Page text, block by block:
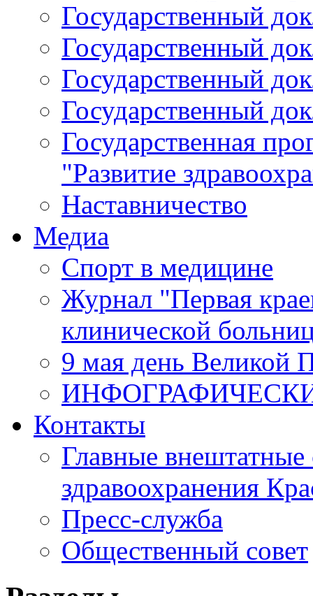
Государственный
Государственный
Государственный
Государственный
Государственная
"Развитие
Наставничество
Медиа
Спорт в медицине
Журнал "Первая
клинической
9 мая день Великой
Контакты
Главные внештатные
здравоохранения
Пресс-служба
Общественный совет